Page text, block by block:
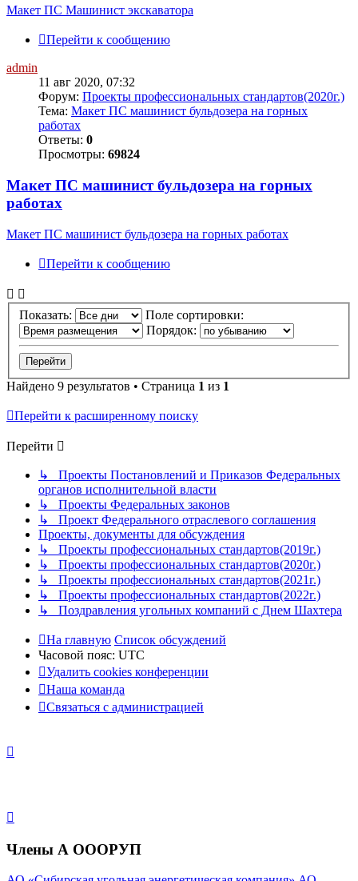
Макет ПС Машинист экскаватора
Перейти к сообщению
admin
11 авг 2020, 07:32
Форум: Проекты профессиональных стандартов(2020г.)
Тема: Макет ПС машинист бульдозера на горных
работах
Ответы: 0
Просмотры: 69824
Макет ПС машинист бульдозера на горных
работах
Макет ПС машинист бульдозера на горных работах
Перейти к сообщению
Показать:
Поле сортировки:
Порядок:
Найдено 9 результатов • Страница 1 из 1
Перейти к расширенному поиску
Перейти
↳ Проекты Постановлений и Приказов Федеральных
органов исполнительной власти
↳ Проекты Федеральных законов
↳ Проект Федерального отраслевого соглашения
Проекты, документы для обсуждения
↳ Проекты профессиональных стандартов(2019г.)
↳ Проекты профессиональных стандартов(2020г.)
↳ Проекты профессиональных стандартов(2021г.)
↳ Проекты профессиональных стандартов(2022г.)
↳ Поздравления угольных компаний с Днем Шахтера
На главную Список обсуждений
Часовой пояс: UTC
Удалить cookies конференции
Наша команда
Связаться с администрацией
Члены А ОООРУП